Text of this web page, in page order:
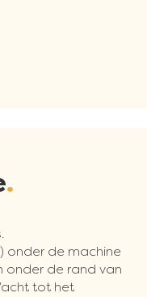
onder de machine
onder de rand van
tot het